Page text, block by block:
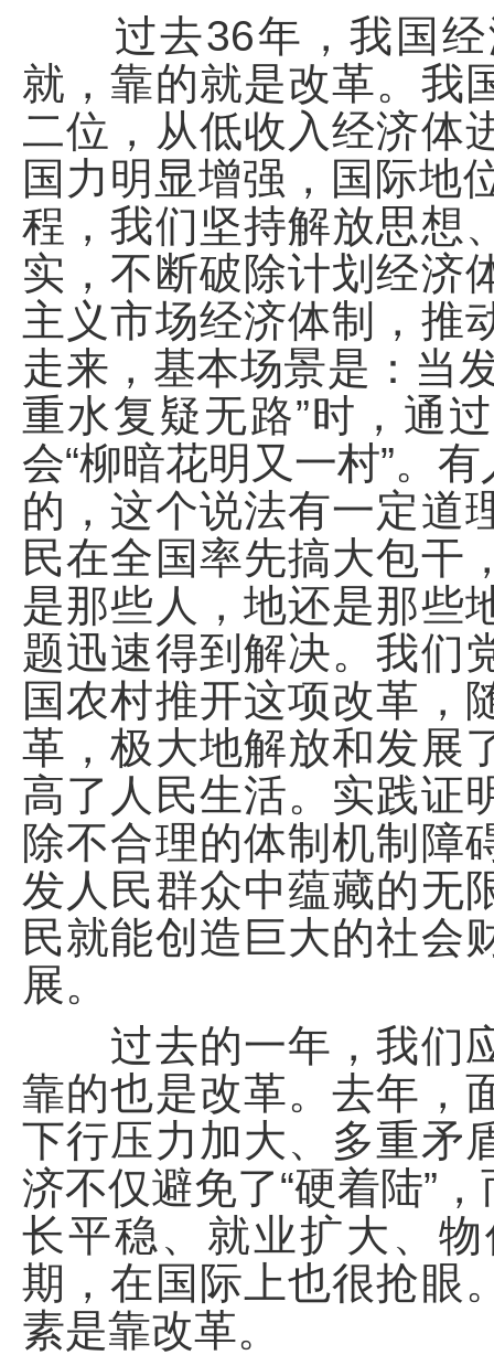
过去36年，我国经
就，靠的就是改革。我
二位，从低收入经济体
国力明显增强，国际地
程，我们坚持解放思想
实，不断破除计划经济
主义市场经济体制，推
走来，基本场景是：当
重水复疑无路”时，通
会“柳暗花明又一村”。
的，这个说法有一定道
民在全国率先搞大包干
是那些人，地还是那些
题迅速得到解决。我们
国农村推开这项改革，
革，极大地解放和发展
高了人民生活。实践证
除不合理的体制机制障
发人民群众中蕴藏的无
民就能创造巨大的社会
展。
过去的一年，我们应
靠的也是改革。去年，
下行压力加大、多重矛
济不仅避免了“硬着陆”
长平稳、就业扩大、
期，在国际上也很抢眼
素是靠改革。